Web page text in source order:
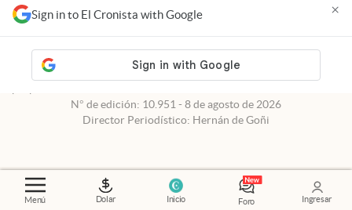
Menú Dolar Inicio Foro Ingresar
Sign in to El Cronista with Google ×
Privacidad
Consentimiento
cronista.com
es propiedad de El Cronista Comercial S.A Registro de
N° de edición: 10.951 - 8 de agosto de 2026
Director Periodístico: Hernán de Goñi